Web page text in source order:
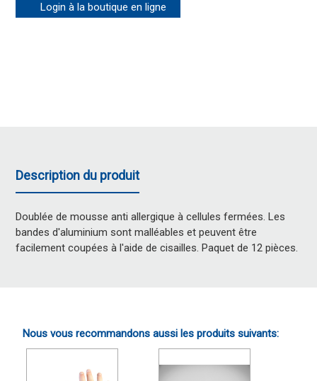
Login à la boutique en ligne
Description du produit
Doublée de mousse anti allergique à cellules fermées. Les
bandes d'aluminium sont malléables et peuvent être
facilement coupées à l'aide de cisailles. Paquet de 12 pièces.
Nous vous recommandons aussi les produits suivants: